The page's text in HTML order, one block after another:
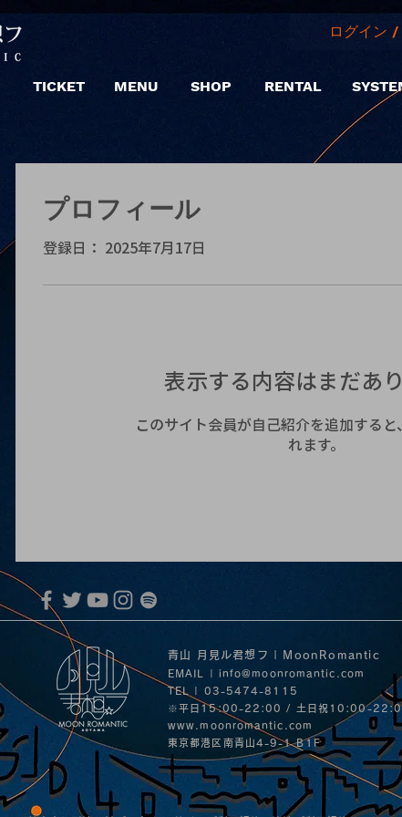
TICKET MENU SHOP
ログイン
RENTAL
プロフィール
登録日： 2025年7月17日
表示する内容はまだあ
このサイト会員が自己紹介を追加する
れます。
青山 月見ル君想フ | MoonRomantic
EMAIL |
info@moonromantic.com
TEL | 03-5474-8115
※平日15:00-22:00 / 土日祝10:00-
www.moonromantic.com
​東京都港区南青山4-9-1 B1F